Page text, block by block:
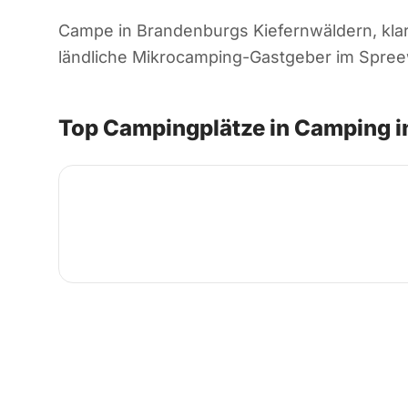
Campe in Brandenburgs Kiefernwäldern,
ländliche Mikrocamping-Gastgeber im
Top Campingplätze in Camping